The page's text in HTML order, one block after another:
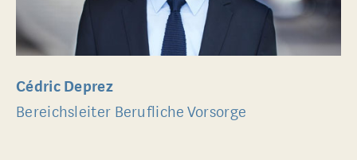
Cédric Deprez
Bereichsleiter Berufliche Vorsorge